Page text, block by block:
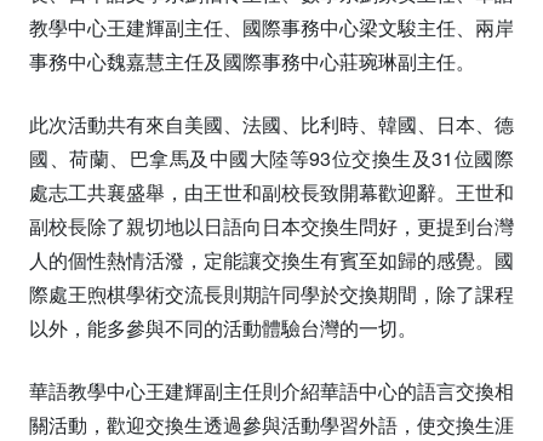
教學中心王建輝副主任、國際事務中心梁文駿主任、兩岸
事務中心魏嘉慧主任及國際事務中心莊琬琳副主任。
此次活動共有來自美國、法國、比利時、韓國、日本、德
國、荷蘭、巴拿馬及中國大陸等93位交換生及31位國際
處志工共襄盛舉，由王世和副校長致開幕歡迎辭。王世和
副校長除了親切地以日語向日本交換生問好，更提到台灣
人的個性熱情活潑，定能讓交換生有賓至如歸的感覺。國
際處王煦棋學術交流長則期許同學於交換期間，除了課程
以外，能多參與不同的活動體驗台灣的一切。
華語教學中心王建輝副主任則介紹華語中心的語言交換相
關活動，歡迎交換生透過參與活動學習外語，使交換生涯